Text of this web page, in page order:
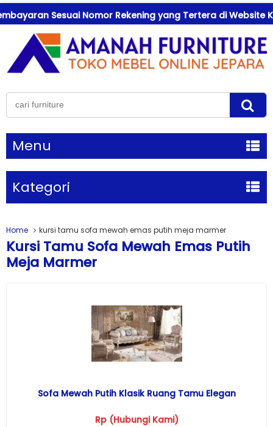
Sesuai Nomor Rekening yang Tertera di Website
Menu
Kategori
Home kursi tamu sofa mewah emas putih meja marmer
Kursi Tamu Sofa Mewah Emas Putih
Meja Marmer
Sofa Mewah Putih Klasik Ruang Tamu Elegan
Rp (Hubungi Kami)